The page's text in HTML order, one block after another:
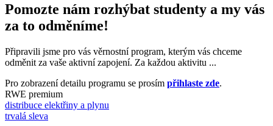
Pomozte nám rozhýbat studenty a my vás
za to odměníme!
Připravili jsme pro vás věrnostní program, kterým vás chceme
odměnit za vaše aktivní zapojení. Za každou aktivitu ...
Pro zobrazení detailu programu se prosím přihlaste zde.
RWE premium
distribuce elektřiny a plynu
trvalá sleva